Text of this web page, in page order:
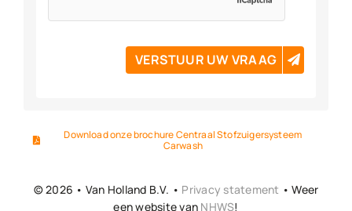
VERSTUUR UW VRAAG
Download onze brochure Centraal Stofzuigersysteem
Carwash
© 2026 • Van Holland B.V. • Privacy statement • Weer
een website van NHWS!